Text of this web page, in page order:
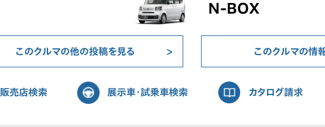
N-BOX
このクルマの他の投稿を見る このクルマの情
販売店検索 展示車・試乗車検索 カタログ請求